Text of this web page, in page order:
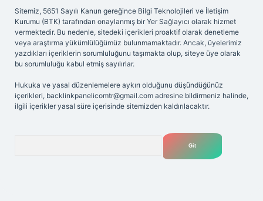
Sitemiz, 5651 Sayılı Kanun gereğince Bilgi Teknolojileri ve İletişim
Kurumu (BTK) tarafından onaylanmış bir Yer Sağlayıcı olarak hizmet
vermektedir. Bu nedenle, sitedeki içerikleri proaktif olarak denetleme
veya araştırma yükümlülüğümüz bulunmamaktadır. Ancak, üyelerimiz
yazdıkları içeriklerin sorumluluğunu taşımakta olup, siteye üye olarak
bu sorumluluğu kabul etmiş sayılırlar.
Hukuka ve yasal düzenlemelere aykırı olduğunu düşündüğünüz
içerikleri, backlinkpanelicomtr@gmail.com adresine bildirmeniz halinde,
ilgili içerikler yasal süre içerisinde sitemizden kaldırılacaktır.